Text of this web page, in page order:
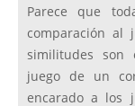
Parece que
comparación al
similitudes son
juego de un
encarado a los